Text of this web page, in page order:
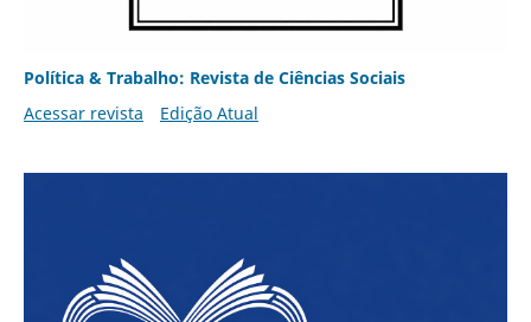
Política & Trabalho: Revista de Ciências Sociais
Acessar revista
Edição Atual